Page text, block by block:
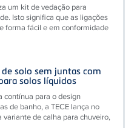
um kit de vedação para
Isto significa que as ligações
forma fácil e em conformidade
solo sem juntas com
solos líquidos
contínua para o design
de banho, a TECE lança no
variante de calha para chuveiro,